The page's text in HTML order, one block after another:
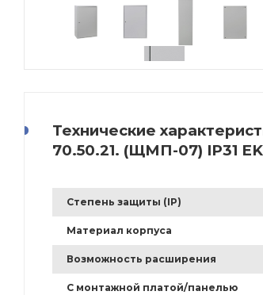
Технические
70.50.21. (ЩМП-07) IP31
Степень защиты (IP)
Материал корпуса
Возможность расширения
С монтажной платой/панелью